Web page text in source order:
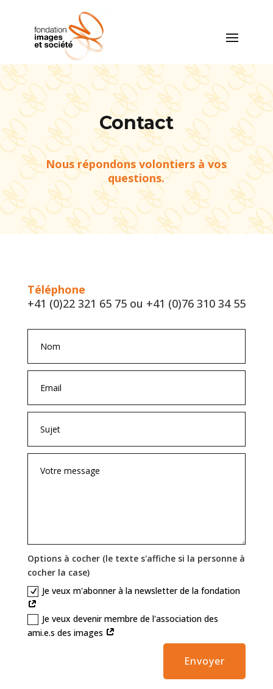
Contact
Nous répondons volontiers à vos
questions.
Téléphone
+41 (0)22 321 65 75 ou +41 (0)76 310 34 55
Options à cocher (le texte s'affiche si la personne à
cocher la case)
Je veux m'abonner à la newsletter de la fondation
Je veux devenir membre de l'association des
ami.e.s des images
Envoyer